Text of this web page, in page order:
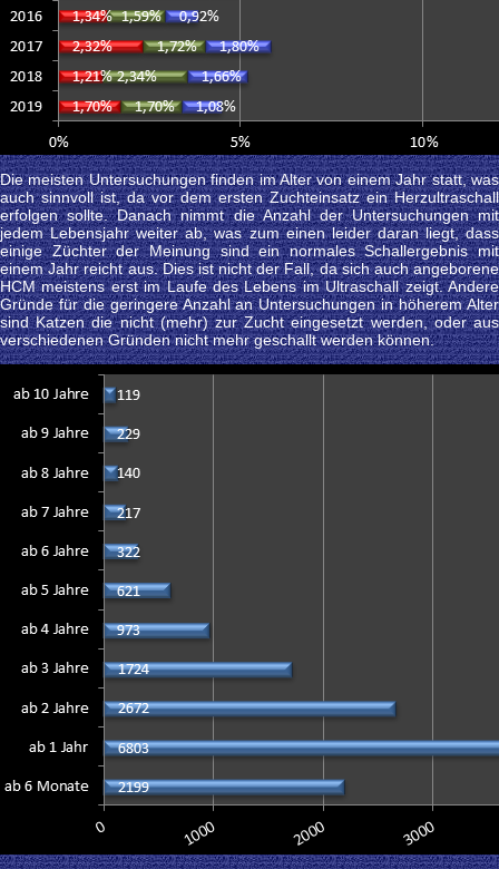
Die meisten Untersuchungen finden im Alter von einem Jahr statt, was
auch sinnvoll ist, da vor dem ersten Zuchteinsatz ein Herzultraschall
erfolgen sollte. Danach nimmt die Anzahl der Untersuchungen mit
jedem Lebensjahr weiter ab, was zum einen leider daran liegt, dass
einige Züchter der Meinung sind ein normales Schallergebnis mit
einem Jahr reicht aus. Dies ist nicht der Fall, da sich auch angeborene
HCM meistens erst im Laufe des Lebens im Ultraschall zeigt. Andere
Gründe für die geringere Anzahl an Untersuchungen in höherem Alter
sind Katzen die nicht (mehr) zur Zucht eingesetzt werden, oder aus
verschiedenen Gründen nicht mehr geschallt werden können.